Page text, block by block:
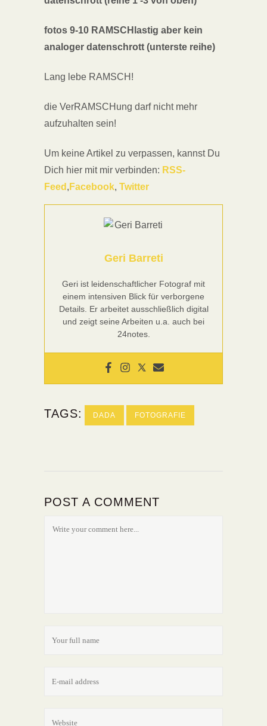
fotos 9-10 RAMSCHlastig aber kein
analoger datenschrott (unterste reihe)
Lang lebe RAMSCH!
die VerRAMSCHung darf nicht mehr
aufzuhalten sein!
Um keine Artikel zu verpassen, kannst Du
Dich hier mit mir verbinden: RSS-
Feed , Facebook, Twitter
Geri Barreti
Geri ist leidenschaftlicher Fotograf mit
einem intensiven Blick für verborgene
Details. Er arbeitet ausschließlich digital
und zeigt seine Arbeiten u.a. auch bei
24notes.
TAGS: DADA FOTOGRAFIE
POST A COMMENT